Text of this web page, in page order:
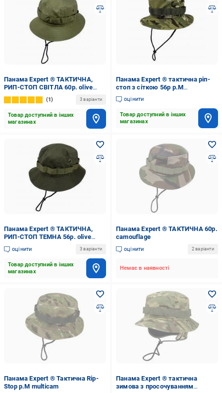
Панама Expert ® ТАКТИЧНА,
РИП-СТОП CВІТЛА 60р. olive
drab
1 3 варіанти
Товар доступний в інших
магазинах
Панама Expert ® тактична ріп-
стоп з сіткою 56р р.М
мультикам
оцінити
Товар доступний в інших
магазинах
Панама Expert ® ТАКТИЧНА,
РИП-СТОП ТЕМНА 56р. olive
drab
оцінити 3 варіанти
Товар доступний в інших
магазинах
Панама Expert ® ТАКТИЧНА 60р.
camouflage
оцінити 2 варіанти
Немає в наявності
Панама Expert ® Тактична Rip-
Stop р.М multicam
Панама Expert ® тактична
зимова з просочуванням